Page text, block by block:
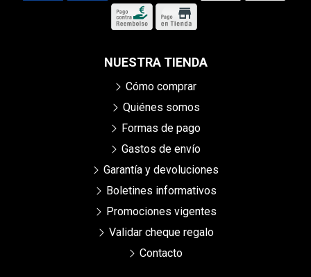
NUESTRA TIENDA
Cómo comprar
Quiénes somos
Formas de pago
Gastos de envío
Garantía y devoluciones
Boletines informativos
Promociones vigentes
Validar cheque regalo
Contacto